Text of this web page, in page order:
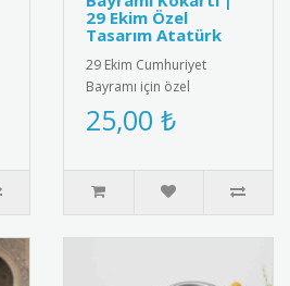
29 Ekim Özel
Tasarım Atatürk
29 Ekim Cumhuriyet
Bayramı için özel
tasarlanmış, kaliteli metal
ve emaye malzemeden
25,00 ₺